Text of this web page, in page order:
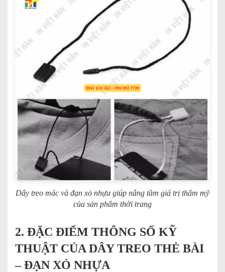
Dây treo mác và đạn xỏ nhựa giúp nâng tầm giá trị thẩm mỹ
của sản phẩm thời trang
2. ĐẶC ĐIỂM THÔNG SỐ KỸ
THUẬT CỦA DÂY TREO THẺ BÀI
– ĐẠN XỎ NHỰA